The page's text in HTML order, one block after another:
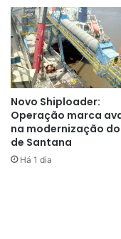
Novo Shiploader:
Operação marca
na modernização
de Santana
Há 1 dia